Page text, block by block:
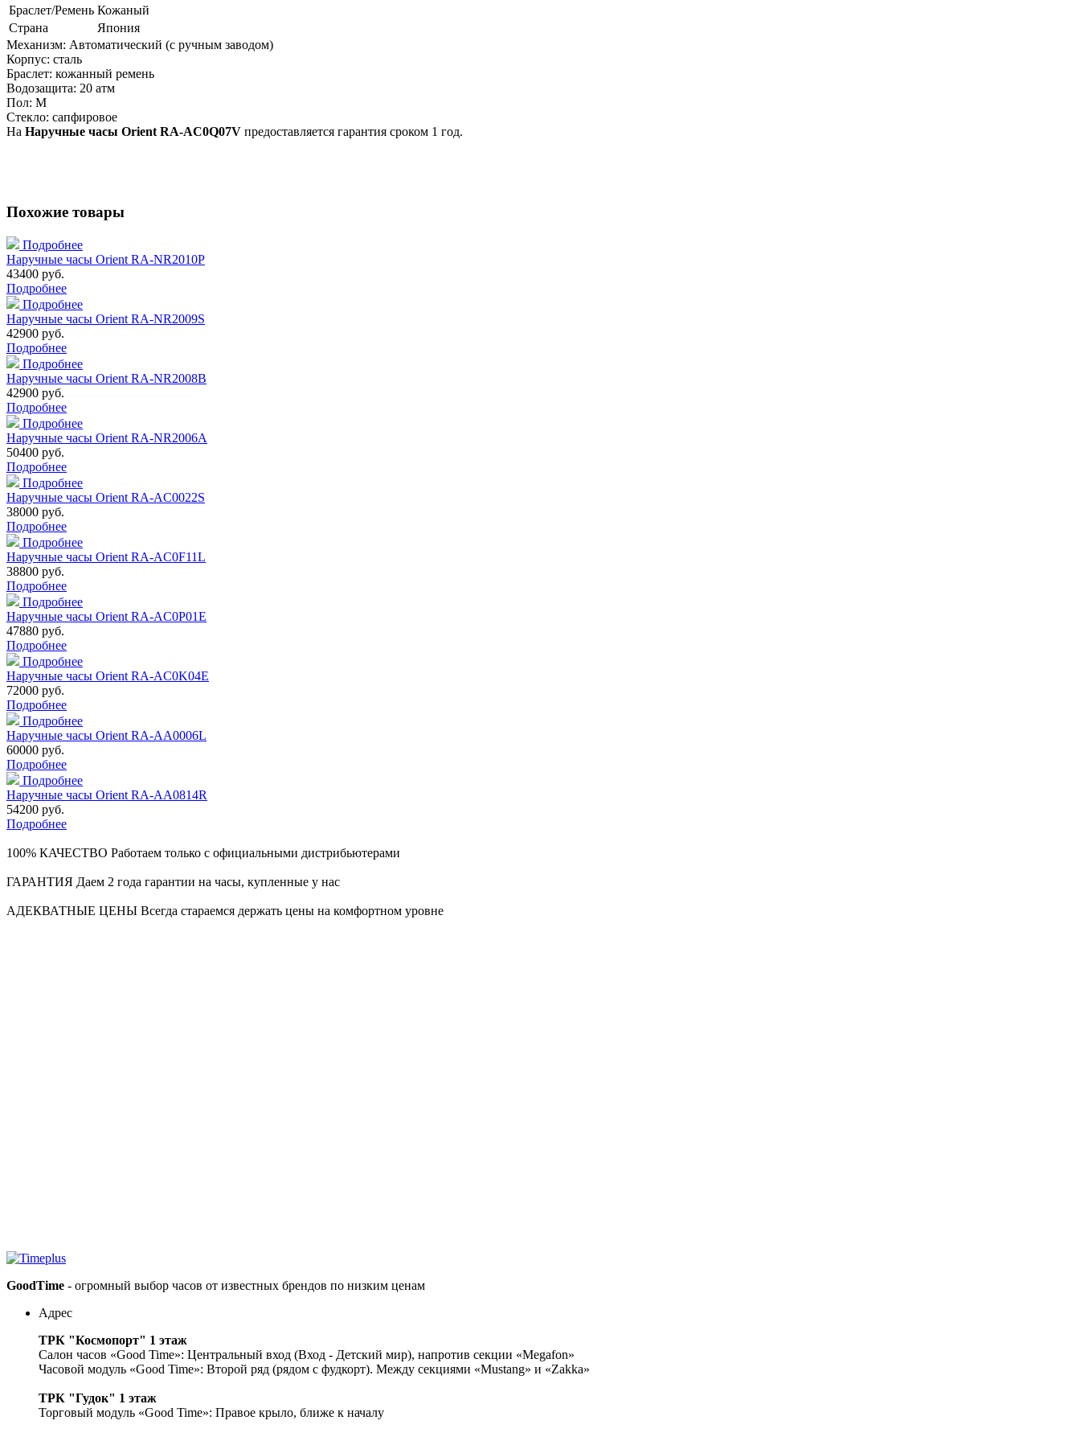
Браслет/Ремень Кожаный
Страна
Япония
Механизм: Автоматический (с ручным заводом)
Корпус: сталь
Браслет: кожанный ремень
Водозащита: 20 атм
Пол: М
Стекло: сапфировое
На Наручные часы Orient RA-AC0Q07V предоставляется гарантия сроком 1 год.
Похожие товары
Подробнее
Наручные часы Orient RA-NR2010P
43400 руб.
Подробнее
Подробнее
Наручные часы Orient RA-NR2009S
42900 руб.
Подробнее
Подробнее
Наручные часы Orient RA-NR2008B
42900 руб.
Подробнее
Подробнее
Наручные часы Orient RA-NR2006A
50400 руб.
Подробнее
Подробнее
Наручные часы Orient RA-AC0022S
38000 руб.
Подробнее
Подробнее
Наручные часы Orient RA-AC0F11L
38800 руб.
Подробнее
Подробнее
Наручные часы Orient RA-AC0P01E
47880 руб.
Подробнее
Подробнее
Наручные часы Orient RA-AC0K04E
72000 руб.
Подробнее
Подробнее
Наручные часы Orient RA-AA0006L
60000 руб.
Подробнее
Подробнее
Наручные часы Orient RA-AA0814R
54200 руб.
Подробнее
100% КАЧЕСТВО Работаем только с официальными дистрибьютерами
ГАРАНТИЯ Даем 2 года гарантии на часы, купленные у нас
АДЕКВАТНЫЕ ЦЕНЫ Всегда стараемся держать цены на комфортном уровне
GoodTime - огромный выбор часов от известных брендов по низким ценам
Адрес
ТРК "Космопорт" 1 этаж
Салон часов «Good Time»: Центральный вход (Вход - Детский мир), напротив секции «Megafon»
Часовой модуль «Good Time»: Второй ряд (рядом с фудкорт). Между секциями «Mustang» и «Zakka»
ТРК "Гудок" 1 этаж
Торговый модуль «Good Time»: Правое крыло, ближе к началу